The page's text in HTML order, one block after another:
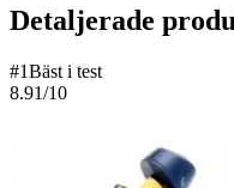
Detaljerade
#1Bäst i test
8.91/10